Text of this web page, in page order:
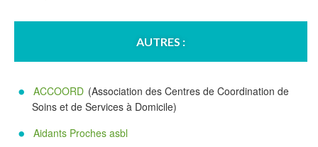
AUTRES :
ACCOORD (Association des Centres de Coordination de
Soins et de Services à Domicile)
Aidants Proches asbl